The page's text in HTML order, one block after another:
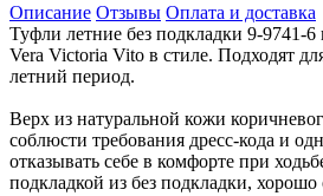
Описание Отзывы Оплата и доставка
Туфли летние без подкладки 9-9741-
Vera Victoria Vito в стиле. Подходят
летний период.
Верх из натуральной кожи
соблюсти требования дресс-кода и
отказывать себе в комфорте при
подкладкой из без подкладки,